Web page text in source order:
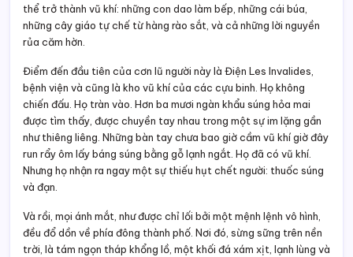
thể trở thành vũ khí: những con dao làm bếp, những cái búa,
những cây giáo tự chế từ hàng rào sắt, và cả những lời nguyền
rủa căm hờn.
Điểm đến đầu tiên của cơn lũ người này là Điện Les Invalides,
bệnh viện và cũng là kho vũ khí của các cựu binh. Họ không
chiến đấu. Họ tràn vào. Hơn ba mươi ngàn khẩu súng hỏa mai
được tìm thấy, được chuyền tay nhau trong một sự im lặng gần
như thiêng liêng. Những bàn tay chưa bao giờ cầm vũ khí giờ đây
run rẩy ôm lấy báng súng bằng gỗ lạnh ngắt. Họ đã có vũ khí.
Nhưng họ nhận ra ngay một sự thiếu hụt chết người: thuốc súng
và đạn.
Và rồi, mọi ánh mắt, như được chỉ lối bởi một mệnh lệnh vô hình,
đều đổ dồn về phía đông thành phố. Nơi đó, sừng sững trên nền
trời, là tám ngọn tháp khổng lồ, một khối đá xám xịt, lạnh lùng và